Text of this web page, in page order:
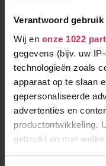
Verantwoord gebruik
Wij en onze 1022
gegevens (bijv. uw
technologieën zoals
apparaat op te slaan
gepersonaliseerde
advertenties en
productontwikkeling.
gebruikt en met welke
Luxe 4-sterren
wellness! De skibus
vanaf
565 p.p.
incl. skipas
( januari )